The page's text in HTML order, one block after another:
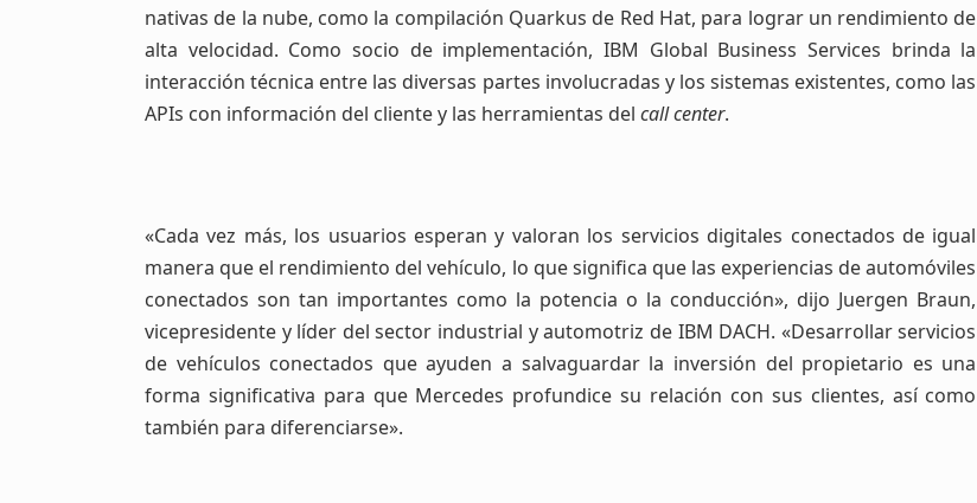
nativas de la nube, como la compilación Quarkus de Red Hat, para lograr un rendimiento de
alta velocidad. Como socio de implementación, IBM Global Business Services brinda la
interacción técnica entre las diversas partes involucradas y los sistemas existentes, como las
APIs con información del cliente y las herramientas del call center.
«Cada vez más, los usuarios esperan y valoran los servicios digitales conectados de igual
manera que el rendimiento del vehículo, lo que significa que las experiencias de automóviles
conectados son tan importantes como la potencia o la conducción», dijo Juergen Braun,
vicepresidente y líder del sector industrial y automotriz de IBM DACH. «Desarrollar servicios
de vehículos conectados que ayuden a salvaguardar la inversión del propietario es una
forma significativa para que Mercedes profundice su relación con sus clientes, así como
también para diferenciarse».